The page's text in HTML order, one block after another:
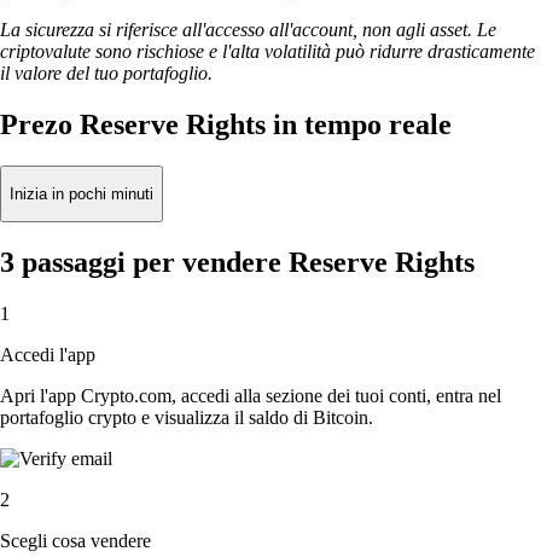
La sicurezza si riferisce all'accesso all'account, non agli asset. Le
criptovalute sono rischiose e l'alta volatilità può ridurre drasticamente
il valore del tuo portafoglio.
Prezo Reserve Rights in tempo reale
Inizia in pochi minuti
3 passaggi per vendere Reserve Rights
1
Accedi l'app
Apri l'app Crypto.com, accedi alla sezione dei tuoi conti, entra nel
portafoglio crypto e visualizza il saldo di Bitcoin.
2
Scegli cosa vendere